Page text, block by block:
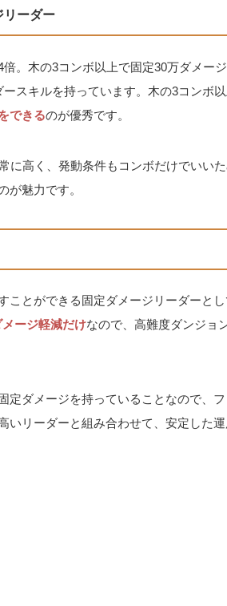
リーダー
。木の3コンボ以上で固定30万ダメー
スキルを持っています。木の3コンボ
できるのが優秀です。
に高く、発動条件もコンボだけでいい
が魅力です。
ことができる固定ダメージリーダーとし
ージ軽減だけなので、高難度ダンジョ
定ダメージを持っていることなので、
いリーダーと組み合わせて、安定した